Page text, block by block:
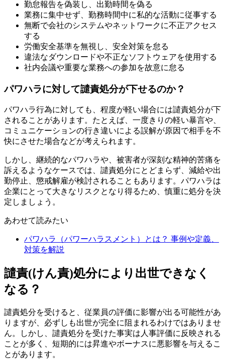
勤怠報告を偽装し、出勤時間を偽る
業務に集中せず、勤務時間中に私的な活動に従事する
無断で会社のシステムやネットワークに不正アクセス
する
労働安全基準を無視し、安全対策を怠る
違法なダウンロードや不正なソフトウェアを使用する
社内会議や重要な業務への参加を故意に怠る
パワハラに対して譴責処分が下せるのか？
パワハラ行為に対しても、程度が軽い場合には譴責処分が下
されることがあります。たとえば、一度きりの軽い暴言や、
コミュニケーションの行き違いによる誤解が原因で相手を不
快にさせた場合などが考えられます。
しかし、継続的なパワハラや、被害者が深刻な精神的苦痛を
訴えるようなケースでは、譴責処分にとどまらず、減給や出
勤停止、懲戒解雇が検討されることもあります。パワハラは
企業にとって大きなリスクとなり得るため、慎重に処分を決
定しましょう。
あわせて読みたい
パワハラ（パワーハラスメント）とは？ 事例や定義、
対策を解説
譴責(けん責)処分により出世できなく
なる？
譴責処分を受けると、従業員の評価に影響が出る可能性があ
りますが、必ずしも出世が完全に阻まれるわけではありませ
ん。しかし、譴責処分を受けた事実は人事評価に反映される
ことが多く、短期的には昇進やボーナスに悪影響を与えるこ
とがあります。